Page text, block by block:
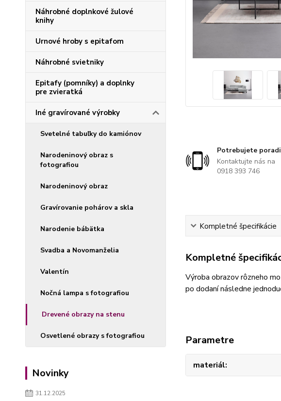
Náhrobné doplnkové žulové
knihy
Urnové hroby s epitafom
Náhrobné svietniky
Epitafy (pomníky) a doplnky
pre zvieratká
Iné gravírované výrobky
Svetelné tabuľky do kamiónov
Narodeninový obraz s
fotografiou
Narodeninový obraz
Gravírovanie pohárov a skla
Narodenie bábätka
Svadba a Novomanželia
Valentín
Nočná lampa s fotografiou
Drevené obrazy na stenu
Osvetlené obrazy s fotografiou
Novinky
31.12.2025
Potrebujete
Kontaktujte nás na
0918 393 746
Kompletné špecifikácie
Kompletné
Výroba obrazov rôzneho
po dodaní následne
Parametre
materiál